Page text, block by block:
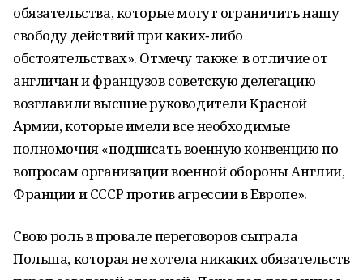
обязательства, которые могут ограничить нашу
свободу действий при каких‑либо
обстоятельствах». Отмечу также: в отличие от
англичан и французов советскую делегацию
возглавили высшие руководители Красной
Армии, которые имели все необходимые
полномочия «подписать военную конвенцию по
вопросам организации военной обороны Англии,
Франции и СССР против агрессии в Европе».
Свою роль в провале переговоров сыграла
Польша, которая не хотела никаких обязательств